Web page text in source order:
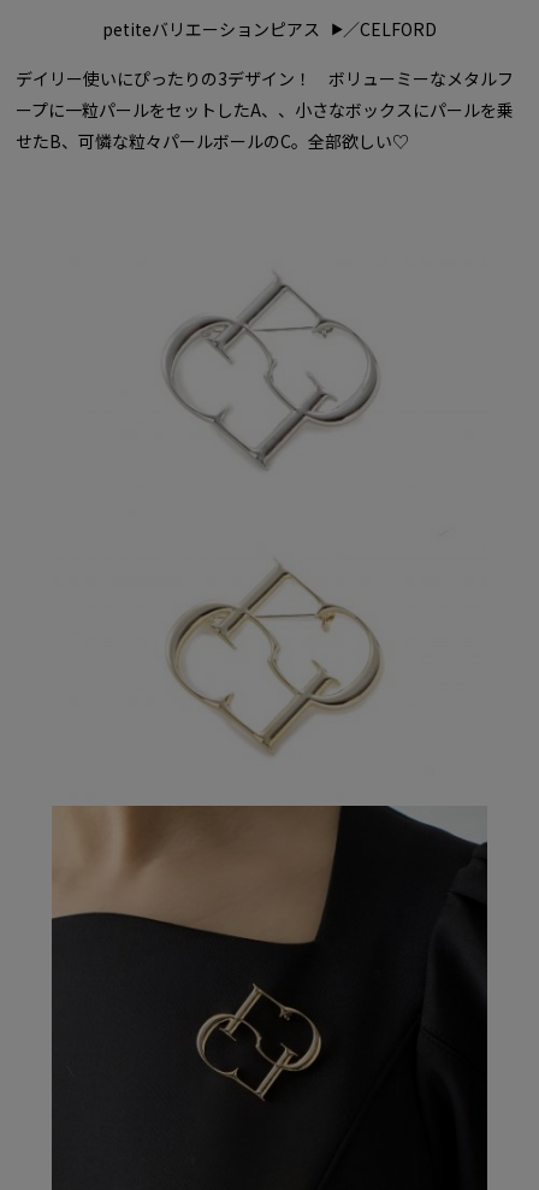
petiteバリエーションピアス ／CELFORD
デイリー使いにぴったりの3デザイン！ ボリューミーなメタルフ
ープに一粒パールをセットしたA、、小さなボックスにパールを乗
せたB、可憐な粒々パールボールのC。全部欲しい♡